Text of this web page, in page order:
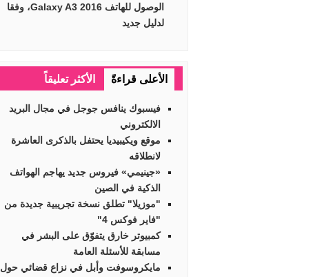
الوصول للهاتف Galaxy A3 2016، وفقا
لدليل جديد
الأعلى قراءةً الأكثر تعليقاً
فيسبوك ينافس جوجل في مجال البريد
الالكتروني
موقع ويكيبيديا يحتفل بالذكرى العاشرة
لانطلاقه
«جينيمي» فيروس جديد يهاجم الهواتف
الذكية في الصين
"موزيلا" تطلق نسخة تجريبية جديدة من
"فاير فوكس 4"
كمبيوتر خارق يتفوّق على البشر في
مسابقة للأسئلة العامة
مايكروسوفت وأبل في نزاع قضائي حول